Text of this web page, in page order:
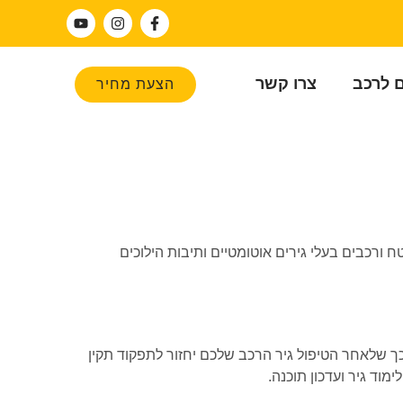
לרכב צרו קשר הצעת מחיר
ורכבים בעלי גירים אוטומטיים ותיבות הילוכים
שלאחר הטיפול גיר הרכב שלכם יחזור לתפקוד תקין
גיר ועדכון תוכנה.